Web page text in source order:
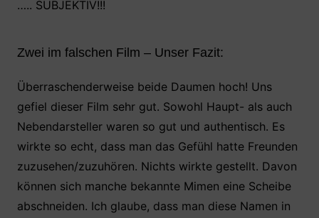
….. SUBJEKTIV!!!
Zwei im falschen Film – Unser Fazit:
Überraschenderweise beide Daumen hoch! Uns
gefiel dieser Film sehr gut. Sowohl Haupt- als auch
Nebendarsteller waren so gut und authentisch. Es
wirkte so echt, dass man das Gefühl hatte Freunden
zuzusehen/zuzuhören. Nichts wirkte gestellt. Davon
können sich manche bekannte Mimen eine Scheibe
abschneiden. Ich glaube, dass man diese Namen in